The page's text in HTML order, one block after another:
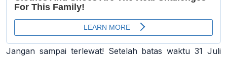
Jangan sampai terlewat! Setelah batas waktu 31 Juli